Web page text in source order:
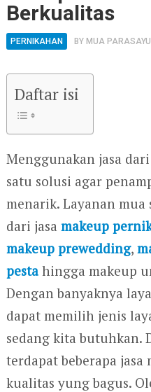
Berkualitas
PERNIKAHAN BY MUA PARASAYU
Daftar isi
Menggunakan jasa
satu solusi agar
menarik. Layanan
dari jasa makeup
makeup prewedding,
pestahingga makeup
Dengan banyaknya
dapat memilih jenis
sedang kita butuhkan.
terdapat beberapa jasa
kualitas yung bagus.